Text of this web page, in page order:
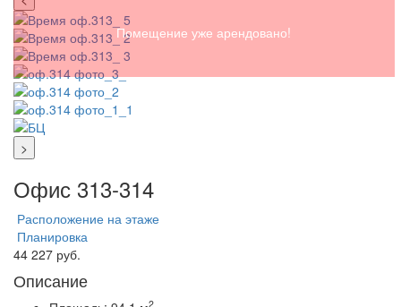
Помещение уже арендовано!
>
Офис 313-314
Расположение на этаже
Планировка
44 227 руб.
Описание
2